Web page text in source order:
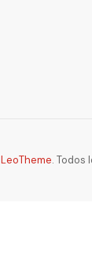
LeoTheme. Todos